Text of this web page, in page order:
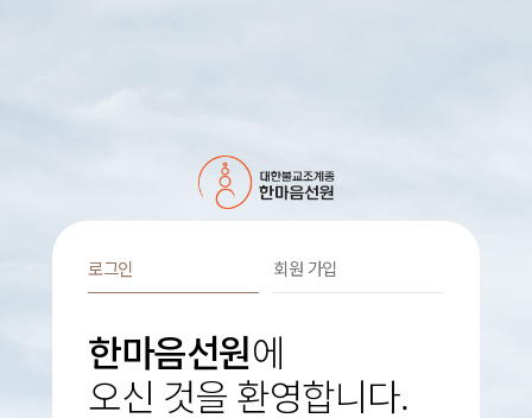
로그인 회원 가입
한마음선원에
오신 것을 환영합니다.